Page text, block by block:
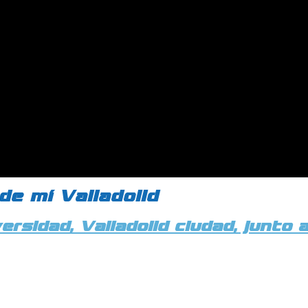
mí Valladolid
Valladolid ciudad, junto